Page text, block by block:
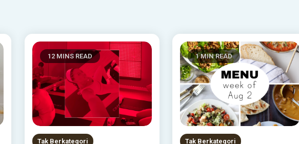
12 MINS READ
Tak Berkategori
1 MIN READ
Tak Berkategori